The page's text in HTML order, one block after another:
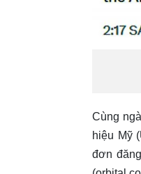
Cùng
hiệu Mỹ
đơn